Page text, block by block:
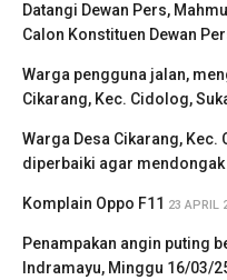
Datangi Dewan Pers,
Calon Konstituen Dewan
Warga pengguna jalan,
Cikarang, Kec. Cidolog,
Warga Desa Cikarang,
diperbaiki agar
Komplain Oppo F11 23 APRIL
Penampakan angin puting
Indramayu, Minggu 16/03/